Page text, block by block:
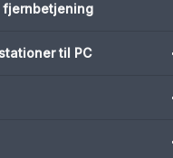
fjernbetjening
til PC